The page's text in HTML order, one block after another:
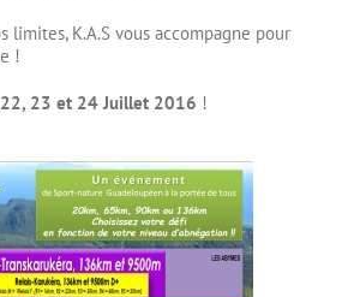
limites, K.A.S vous accompagne pour
!
22, 23 et 24 Juillet 2016 !